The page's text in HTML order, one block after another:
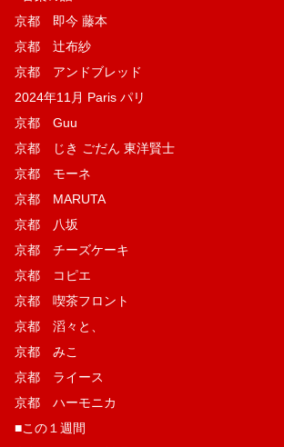
京都 即今 藤本
京都 辻布紗
京都 アンドブレッド
2024年11月 Paris パリ
京都 Guu
京都 じき ごだん 東洋賢士
京都 モーネ
京都 MARUTA
京都 八坂
京都 チーズケーキ
京都 コピエ
京都 喫茶フロント
京都 滔々と、
京都 みこ
京都 ライース
京都 ハーモニカ
■この１週間